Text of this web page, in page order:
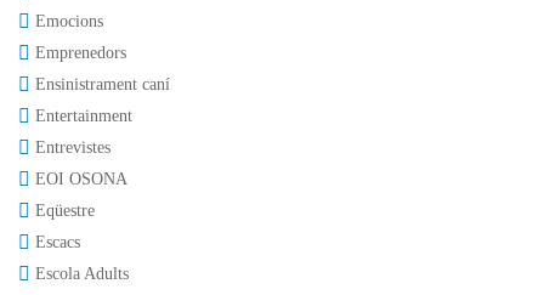
Emocions
Emprenedors
Ensinistrament caní
Entertainment
Entrevistes
EOI OSONA
Eqüestre
Escacs
Escola Adults